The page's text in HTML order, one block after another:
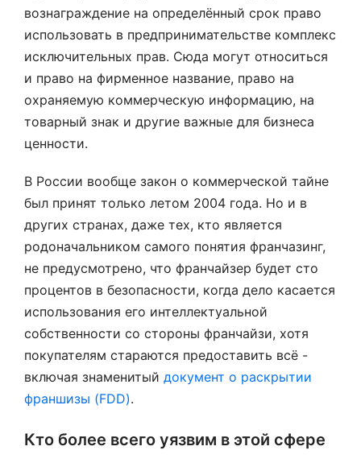
вознаграждение на определённый срок право
использовать в предпринимательстве комплекс
исключительных прав. Сюда могут относиться
и право на фирменное название, право на
охраняемую коммерческую информацию, на
товарный знак и другие важные для бизнеса
ценности.
В России вообще закон о коммерческой тайне
был принят только летом 2004 года. Но и в
других странах, даже тех, кто является
родоначальником самого понятия франчазинг,
не предусмотрено, что франчайзер будет сто
процентов в безопасности, когда дело касается
использования его интеллектуальной
собственности со стороны франчайзи, хотя
покупателям стараются предоставить всё -
включая знаменитый документ о раскрытии
франшизы (FDD).
Кто более всего уязвим в этой сфере